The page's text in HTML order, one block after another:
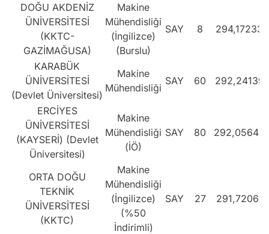
DOĞU AKDENİZ
ÜNİVERSİTESİ
(KKTC-
GAZİMAĞUSA)
Makine
Mühendisliği
(İngilizce)
(Burslu)
SAY 8 294,17233
KARABÜK
ÜNİVERSİTESİ
(Devlet Üniversitesi)
Makine
Mühendisliği
SAY 60 292,24139
ERCİYES
ÜNİVERSİTESİ
(KAYSERİ) (Devlet
Üniversitesi)
Makine
Mühendisliği
(İÖ)
SAY 80 292,05648
ORTA DOĞU
TEKNİK
ÜNİVERSİTESİ
(KKTC)
Makine
Mühendisliği
(İngilizce)
(%50
İndirimli)
SAY 27 291,72061